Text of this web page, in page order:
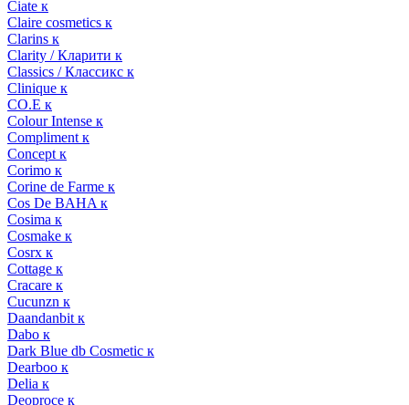
Ciate к
Claire cosmetics к
Clarins к
Clarity / Кларити к
Classics / Классикс к
Clinique к
CO.E к
Colour Intense к
Compliment к
Concept к
Corimo к
Corine de Farme к
Cos De BAHA к
Cosima к
Cosmake к
Cosrx к
Cottage к
Cracare к
Cucunzn к
Daandanbit к
Dabo к
Dark Blue db Cosmetic к
Dearboo к
Delia к
Deoproce к